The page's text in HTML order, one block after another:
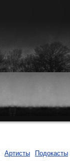
Артисты Подокасты